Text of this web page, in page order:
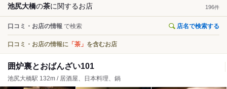
池尻大橋の茶に関するお店 196件
口コミ・お店の情報 で検索 店名で検索する
口コミ・お店の情報に 「茶」 を含むお店
囲炉裏とおばんざい101
池尻大橋駅 132m / 居酒屋、日本料理、鍋